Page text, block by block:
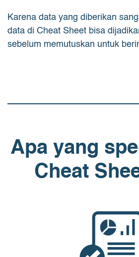
Karena data yang diberikan
data di Cheat Sheet bisa
sebelum memutuskan untuk
Apa yang
Cheat